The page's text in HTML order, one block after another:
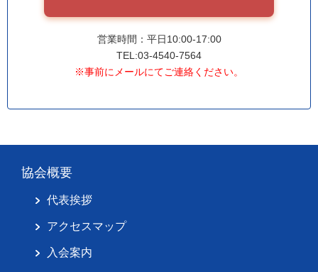
営業時間：平日10:00-17:00
TEL:03-4540-7564
※事前にメールにてご連絡ください。
協会概要
代表挨拶
アクセスマップ
入会案内